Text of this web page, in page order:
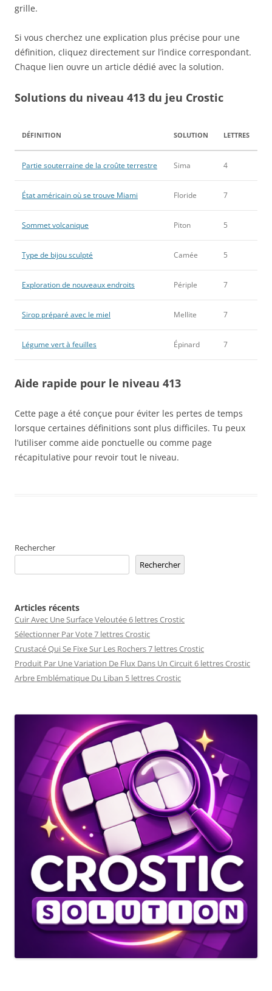
grille.
Si vous cherchez une explication plus précise pour une
définition, cliquez directement sur l’indice correspondant.
Chaque lien ouvre un article dédié avec la solution.
Solutions du niveau 413 du jeu Crostic
DÉFINITION SOLUTION LETTRES
Partie souterraine de la croûte terrestre Sima 4
État américain où se trouve Miami Floride 7
Sommet volcanique Piton 5
Type de bijou sculpté Camée 5
Exploration de nouveaux endroits Périple 7
Sirop préparé avec le miel Mellite 7
Légume vert à feuilles Épinard 7
Aide rapide pour le niveau 413
Cette page a été conçue pour éviter les pertes de temps
lorsque certaines définitions sont plus difficiles. Tu peux
l’utiliser comme aide ponctuelle ou comme page
récapitulative pour revoir tout le niveau.
Rechercher
Rechercher
Articles récents
Cuir Avec Une Surface Veloutée 6 lettres Crostic
Sélectionner Par Vote 7 lettres Crostic
Crustacé Qui Se Fixe Sur Les Rochers 7 lettres Crostic
Produit Par Une Variation De Flux Dans Un Circuit 6 lettres Crostic
Arbre Emblématique Du Liban 5 lettres Crostic